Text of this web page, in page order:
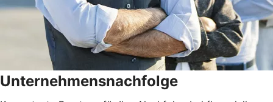
Unternehmensnachfolge